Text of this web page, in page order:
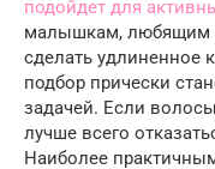
подойдет для
малышкам, любящим
сделать удлиненное
подбор прически
задачей. Если
лучше всего
Наиболее